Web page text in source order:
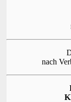
nach